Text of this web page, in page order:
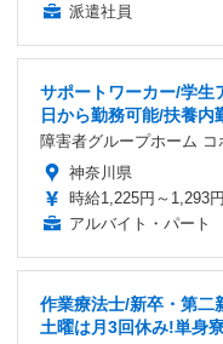
派遣社員
サポートワーカー/学生
日から勤務可能/扶養
障害者グループホーム コ
神奈川県
時給1,225円～1,293円
アルバイト・パート
作業療法士/新卒・第二
土曜は月3回休み!単身